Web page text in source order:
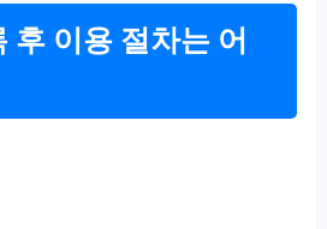
후 이용 절차는 어